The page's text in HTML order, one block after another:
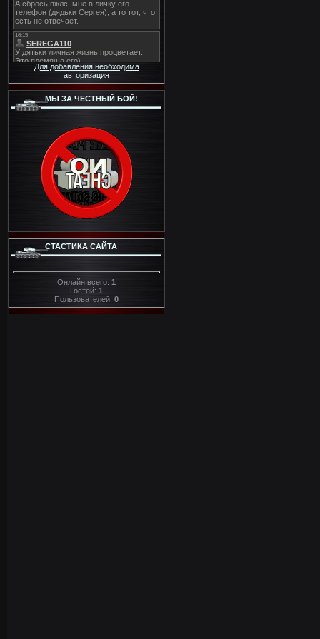
Для добавления необходима
авторизация
МЫ ЗА ЧЕСТНЫЙ БОЙ!
СТАСТИКА САЙТА
Онлайн всего: 1
Гостей: 1
Пользователей: 0